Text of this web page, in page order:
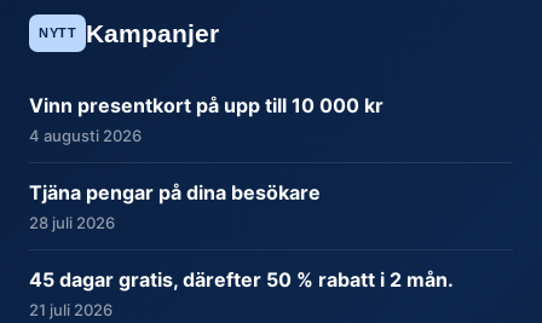
NYTT Kampanjer
Vinn presentkort på upp till 10 000 kr
4 augusti 2026
Tjäna pengar på dina besökare
28 juli 2026
45 dagar gratis, därefter 50 % rabatt i 2 mån.
21 juli 2026